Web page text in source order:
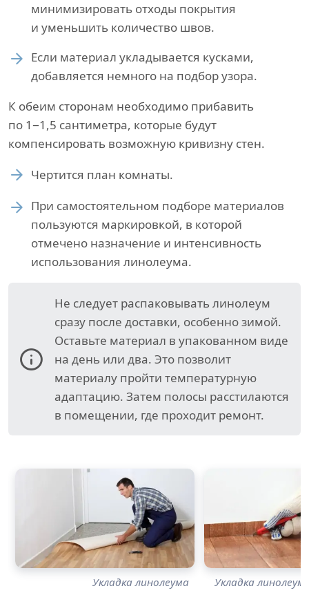
минимизировать отходы покрытия
и уменьшить количество швов.
Если материал укладывается кусками,
добавляется немного на подбор узора.
К обеим сторонам необходимо прибавить
по 1−1,5 сантиметра, которые будут
компенсировать возможную кривизну стен.
Чертится план комнаты.
При самостоятельном подборе материалов
пользуются маркировкой, в которой
отмечено назначение и интенсивность
использования линолеума.
Не следует распаковывать линолеум
сразу после доставки, особенно зимой.
Оставьте материал в упакованном виде
на день или два. Это позволит
материалу пройти температурную
адаптацию. Затем полосы расстилаются
в помещении, где проходит ремонт.
Укладка линолеума
Укладка